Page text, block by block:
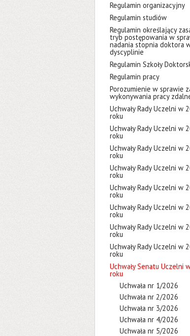
Regulamin organizacyjny
Regulamin studiów
Regulamin określający
tryb postępowania w
nadania stopnia doktora
dyscyplinie
Regulamin Szkoły
Regulamin pracy
Porozumienie w sprawie
wykonywania pracy
Uchwały Rady Uczelni w
roku
Uchwały Rady Uczelni w
roku
Uchwały Rady Uczelni w
roku
Uchwały Rady Uczelni w
roku
Uchwały Rady Uczelni w
roku
Uchwały Rady Uczelni w
roku
Uchwały Rady Uczelni w
roku
Uchwały Rady Uczelni w
roku
Uchwały Senatu Uczelni
roku
Uchwała nr 1/2026
Uchwała nr 2/2026
Uchwała nr 3/2026
Uchwała nr 4/2026
Uchwała nr 5/2026